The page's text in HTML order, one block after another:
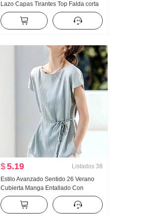
Lazo Capas Tirantes Top Falda corta
$5.19 Listados 38
Estilo Avanzado Sentido 26 Verano
Cubierta Manga Entallado Con
cordones Cómodo Relajado Sentido
Luz Lujo Camisa